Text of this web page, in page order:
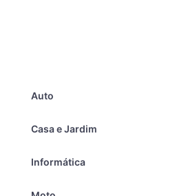
Auto
Casa e Jardim
Informática